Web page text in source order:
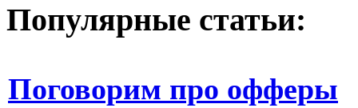
Популярные статьи:
Поговорим про офферы